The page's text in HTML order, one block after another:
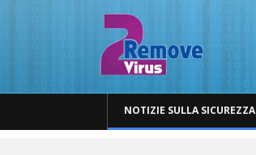
NOTIZIE SULLA SICUREZZA